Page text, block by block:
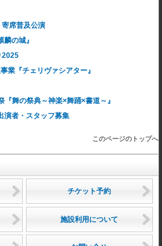
席普及公演
の城』
2025
業『チェリヴァシアター』
舞の祭典～神楽×舞踊×書道～』
者・スタッフ募集
このページのトップへ
チケット予約
施設利用について